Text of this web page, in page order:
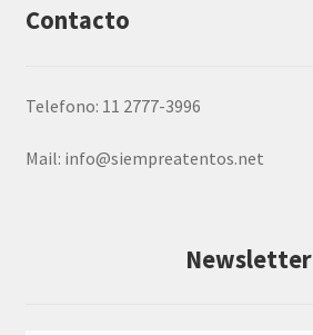
Contacto
Telefono: 11 2777-3996
Mail: info@siempreatentos.net
Newsletter